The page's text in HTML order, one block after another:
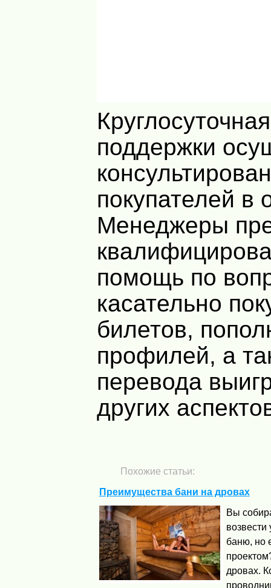
поддержки
покупателей в
Менеджеры
помощь по
касательно
билетов,
профилей, а
перевода
других
Похожие статьи:
Преимущества бани на дровах
Вы
возвести
баню, но
дровах.